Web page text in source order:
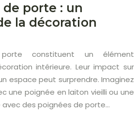
de porte : un
la décoration
constituent un élément
intérieure. Leur impact sur
espace peut surprendre. Imaginez
une poignée en laiton vieilli ou une
des poignées de porte…